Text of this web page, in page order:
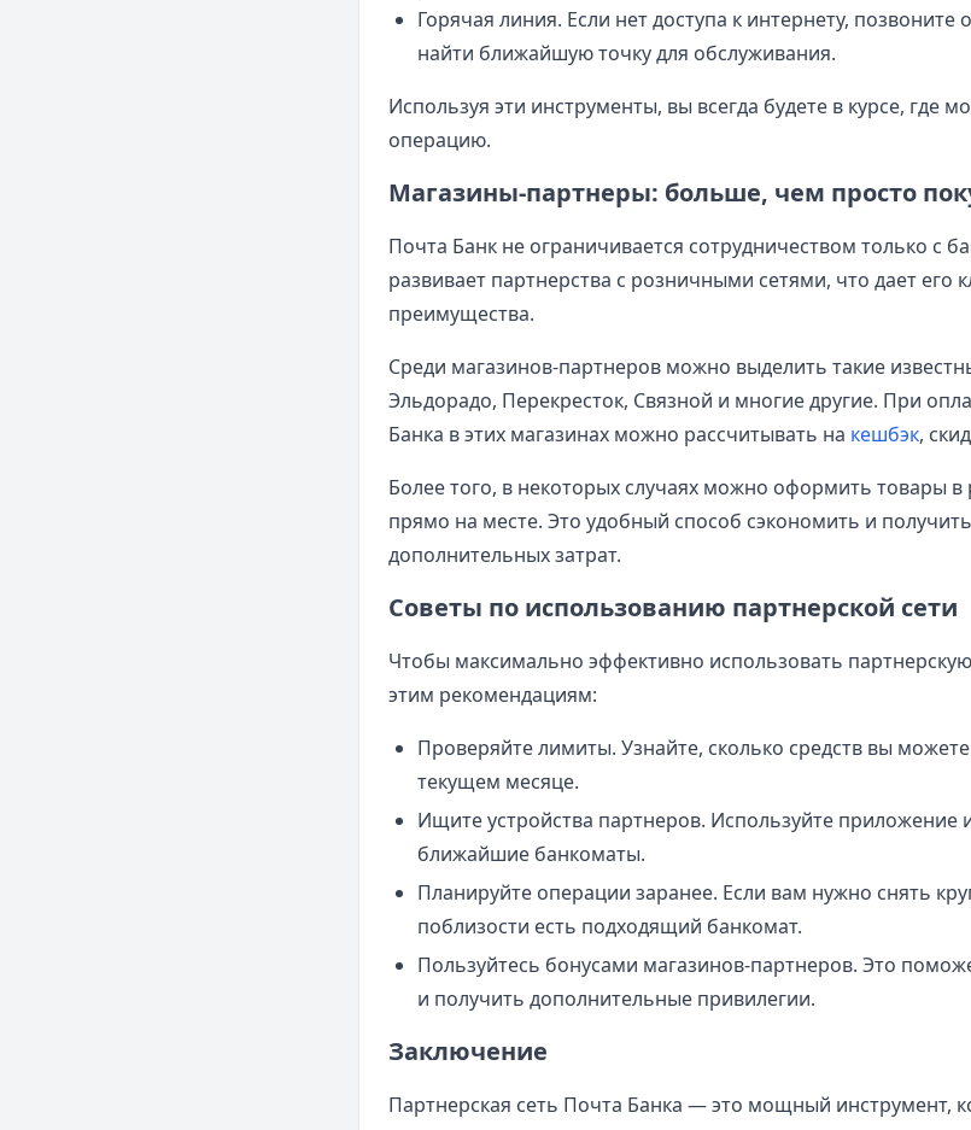
Горячая линия. Если нет доступа к интернету,
найти ближайшую точку для обслуживания.
Используя эти инструменты, вы всегда будете в курсе, где
операцию.
Магазины-партнеры: больше, чем просто
Почта Банк не ограничивается сотрудничеством только с
развивает партнерства с розничными сетями, что дает его
преимущества.
Среди магазинов-партнеров можно выделить такие
Эльдорадо, Перекресток, Связной и многие другие. При
Банка в этих магазинах можно рассчитывать на кешбэк,
Более того, в некоторых случаях можно оформить товары в
прямо на месте. Это удобный способ сэкономить и
дополнительных затрат.
Советы по использованию партнерской сети
Чтобы максимально эффективно использовать партнерскую
этим рекомендациям:
Проверяйте лимиты. Узнайте, сколько средств вы
текущем месяце.
Ищите устройства партнеров. Используйте приложение
ближайшие банкоматы.
Планируйте операции заранее. Если вам нужно снять
поблизости есть подходящий банкомат.
Пользуйтесь бонусами магазинов-партнеров. Это
и получить дополнительные привилегии.
Заключение
Партнерская сеть Почта Банка — это мощный инструмент,